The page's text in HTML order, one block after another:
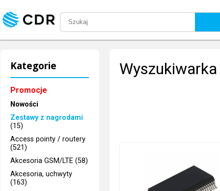
Kategorie
Promocje
Nowości
Zestawy z nagrodami
(15)
Access pointy / routery
(521)
Akcesoria GSM/LTE (58)
Akcesoria, uchwyty
(163)